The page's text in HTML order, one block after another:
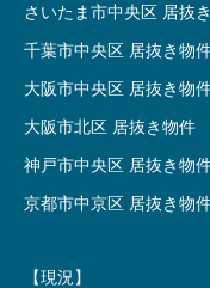
さいたま市中央区 居抜
千葉市中央区 居抜き物
大阪市中央区 居抜き物
大阪市北区 居抜き物件
神戸市中央区 居抜き物
京都市中京区 居抜き物
【現況】